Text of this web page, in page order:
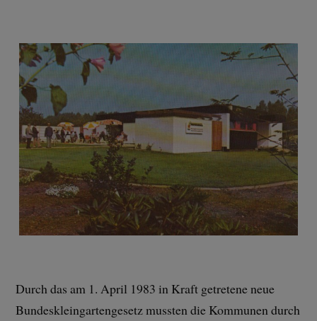
Durch das am 1. April 1983 in Kraft getretene neue
Bundeskleingartengesetz mussten die Kommunen durch